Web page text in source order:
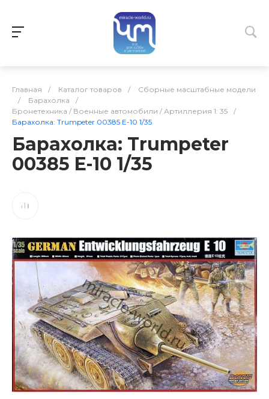
Главная / Каталог товаров /
Сборные масштабные модели
/
Барахолка
/
Бронетехника / Военные автомобили / Артиллерия 1: 35
/
Барахолка: Trumpeter 00385 E-10 1/35
Барахолка: Trumpeter
00385 E-10 1/35